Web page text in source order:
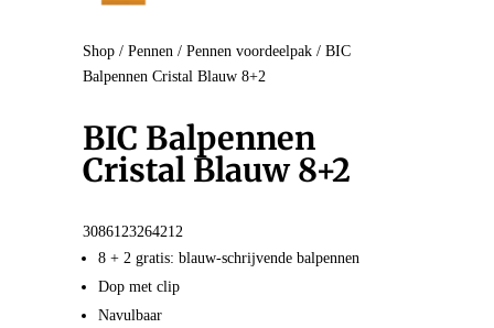
Shop/ Pennen / Pennen voordeelpak/ BIC
Balpennen Cristal Blauw 8+2
BIC Balpennen
Cristal Blauw 8+2
3086123264212
8 + 2 gratis: blauw-schrijvende balpennen
Dop met clip
Navulbaar